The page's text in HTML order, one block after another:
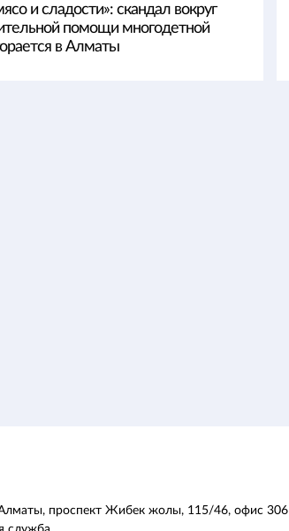
и сладости»: скандал вокруг
помощи многодетной
в Алматы
Алматы, проспект Жибек жолы, 115/46, офис 306